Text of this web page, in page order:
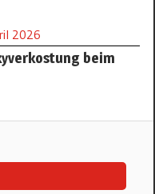
2026
beim